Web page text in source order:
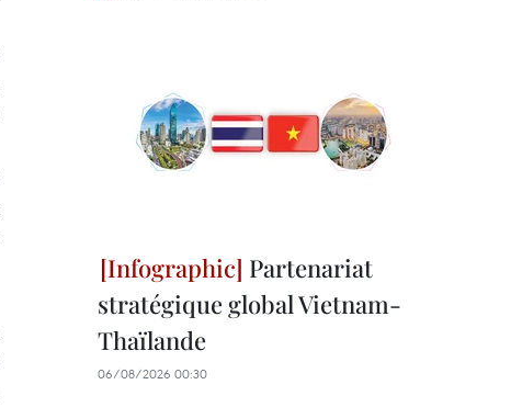
Partenariat
stratégique global Vietnam-
Thaïlande
06/08/2026 00:30